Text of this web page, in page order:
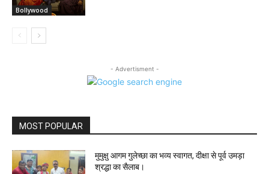
Bollywood
- Advertisment -
MOST POPULAR
मुमुक्षु आगम गुलेच्छा का भव्य स्वागत, दीक्षा से पूर्व उमड़ा
श्रद्धा का सैलाब।